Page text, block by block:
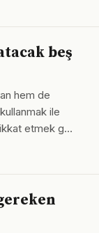
beş
hem de
ile
etmek g…